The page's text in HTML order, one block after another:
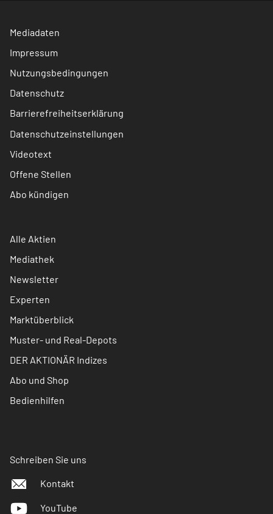
Mediadaten
Impressum
Nutzungsbedingungen
Datenschutz
Barrierefreiheitserklärung
Datenschutzeinstellungen
Videotext
Offene Stellen
Abo kündigen
Alle Aktien
Mediathek
Newsletter
Experten
Marktüberblick
Muster- und Real-Depots
DER AKTIONÄR Indizes
Abo und Shop
Bedienhilfen
Schreiben Sie uns
Kontakt
YouTube